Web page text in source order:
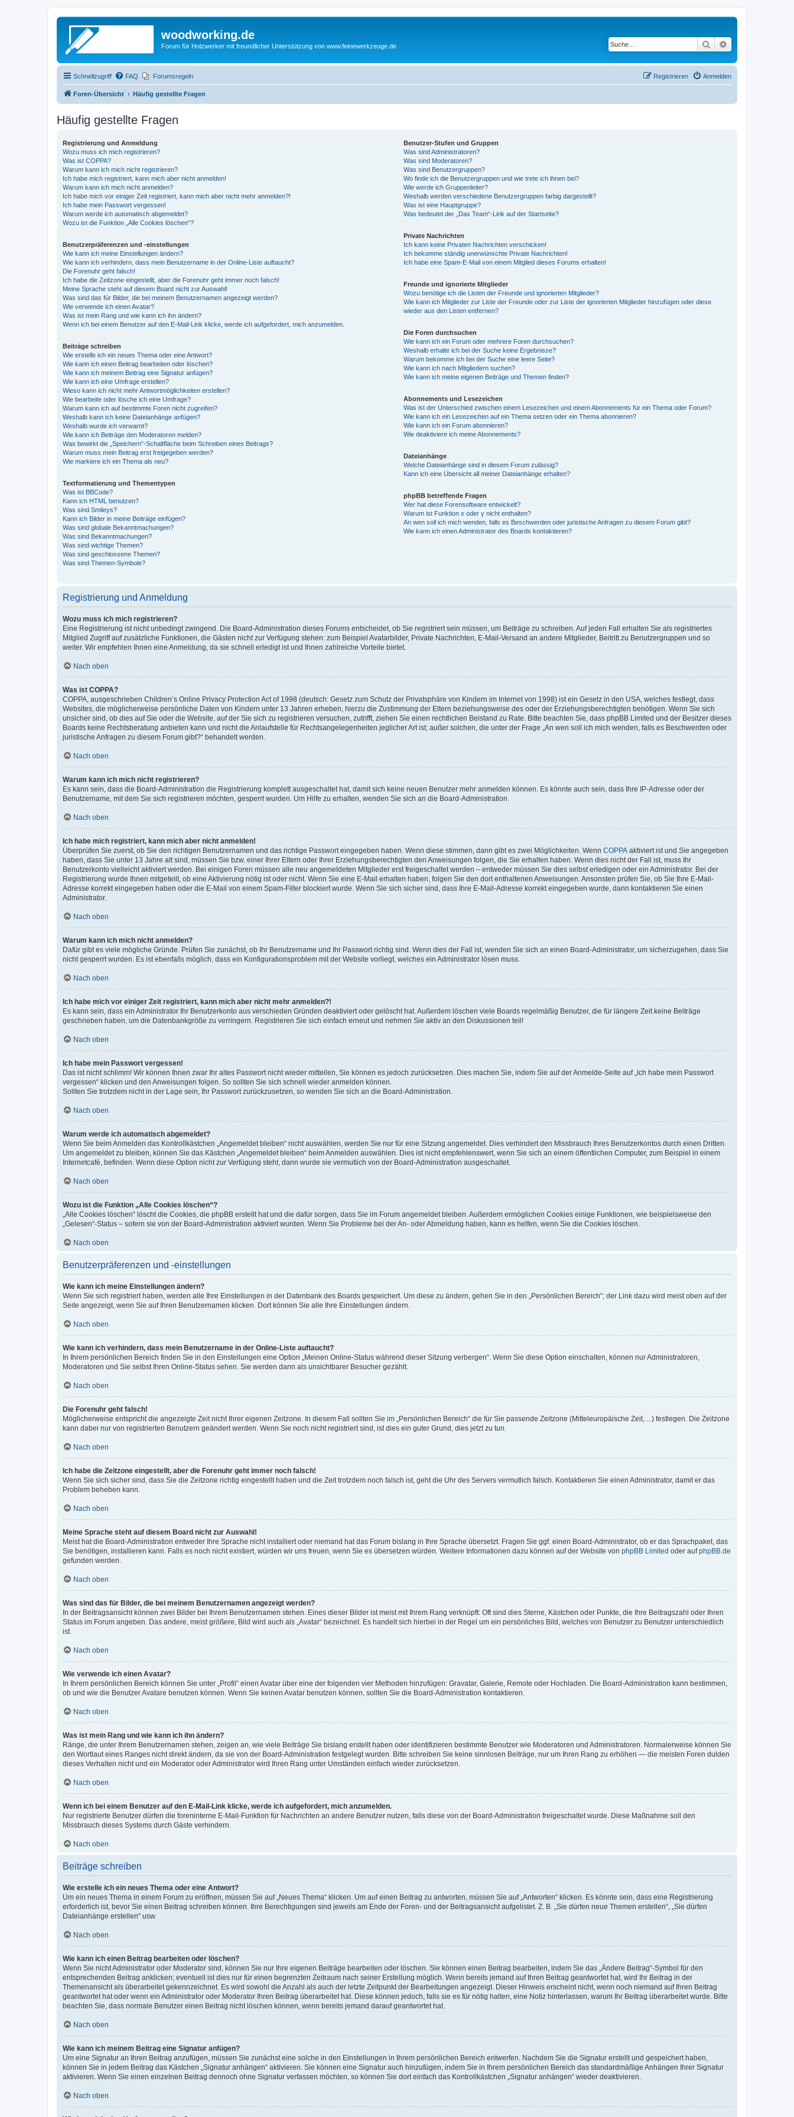
woodworking.de
Forum für Holzwerker mit freundlicher Unterstützung von www.feinewerkzeuge.de Suche
Schnellzugriff FAQ Forumsregeln Anmelden
Registrieren
Foren-Übersicht Häufig gestellte Fragen
Häufig gestellte Fragen
Registrierung und Anmeldung
Wozu muss ich mich registrieren?
Was ist COPPA?
Warum kann ich mich nicht registrieren?
Ich habe mich registriert, kann mich aber nicht anmelden!
Warum kann ich mich nicht anmelden?
Ich habe mich vor einiger Zeit registriert, kann mich aber nicht mehr anmelden?!
Ich habe mein Passwort vergessen!
Warum werde ich automatisch abgemeldet?
Wozu ist die Funktion „Alle Cookies löschen“?
Benutzerpräferenzen und -einstellungen
Wie kann ich meine Einstellungen ändern?
Wie kann ich verhindern, dass mein Benutzername in der Online-Liste auftaucht?
Die Forenuhr geht falsch!
Ich habe die Zeitzone eingestellt, aber die Forenuhr geht immer noch falsch!
Meine Sprache steht auf diesem Board nicht zur Auswahl!
Was sind das für Bilder, die bei meinem Benutzernamen angezeigt werden?
Wie verwende ich einen Avatar?
Was ist mein Rang und wie kann ich ihn ändern?
Wenn ich bei einem Benutzer auf den E-Mail-Link klicke, werde ich aufgefordert, mich anzumelden.
Beiträge schreiben
Wie erstelle ich ein neues Thema oder eine Antwort?
Wie kann ich einen Beitrag bearbeiten oder löschen?
Wie kann ich meinem Beitrag eine Signatur anfügen?
Wie kann ich eine Umfrage erstellen?
Wieso kann ich nicht mehr Antwortmöglichkeiten erstellen?
Wie bearbeite oder lösche ich eine Umfrage?
Warum kann ich auf bestimmte Foren nicht zugreifen?
Weshalb kann ich keine Dateianhänge anfügen?
Weshalb wurde ich verwarnt?
Wie kann ich Beiträge den Moderatoren melden?
Was bewirkt die „Speichern“-Schaltfläche beim Schreiben eines Beitrags?
Warum muss mein Beitrag erst freigegeben werden?
Wie markiere ich ein Thema als neu?
Textformatierung und Thementypen
Was ist BBCode?
Kann ich HTML benutzen?
Was sind Smileys?
Kann ich Bilder in meine Beiträge einfügen?
Was sind globale Bekanntmachungen?
Was sind Bekanntmachungen?
Was sind wichtige Themen?
Was sind geschlossene Themen?
Was sind Themen-Symbole?
Benutzer-Stufen und Gruppen
Was sind Administratoren?
Was sind Moderatoren?
Was sind Benutzergruppen?
Wo finde ich die Benutzergruppen und wie trete ich ihnen bei?
Wie werde ich Gruppenleiter?
Weshalb werden verschiedene Benutzergruppen farbig dargestellt?
Was ist eine Hauptgruppe?
Was bedeutet der „Das Team“-Link auf der Startseite?
Private Nachrichten
Ich kann keine Privaten Nachrichten verschicken!
Ich bekomme ständig unerwünschte Private Nachrichten!
Ich habe eine Spam-E-Mail von einem Mitglied dieses Forums erhalten!
Freunde und ignorierte Mitglieder
Wozu benötige ich die Listen der Freunde und ignorierten Mitglieder?
Wie kann ich Mitglieder zur Liste der Freunde oder zur Liste der ignorierten Mitglieder hinzufügen oder diese
wieder aus den Listen entfernen?
Die Foren durchsuchen
Wie kann ich ein Forum oder mehrere Foren durchsuchen?
Weshalb erhalte ich bei der Suche keine Ergebnisse?
Warum bekomme ich bei der Suche eine leere Seite?
Wie kann ich nach Mitgliedern suchen?
Wie kann ich meine eigenen Beiträge und Themen finden?
Abonnements und Lesezeichen
Was ist der Unterschied zwischen einem Lesezeichen und einem Abonnements für ein Thema oder Forum?
Wie kann ich ein Lesezeichen auf ein Thema setzen oder ein Thema abonnieren?
Wie kann ich ein Forum abonnieren?
Wie deaktiviere ich meine Abonnements?
Dateianhänge
Welche Dateianhänge sind in diesem Forum zulässig?
Kann ich eine Übersicht all meiner Dateianhänge erhalten?
phpBB betreffende Fragen
Wer hat diese Forensoftware entwickelt?
Warum ist Funktion x oder y nicht enthalten?
An wen soll ich mich wenden, falls es Beschwerden oder juristische Anfragen zu diesem Forum gibt?
Wie kann ich einen Administrator des Boards kontaktieren?
Registrierung und Anmeldung
Wozu muss ich mich registrieren?
Eine Registrierung ist nicht unbedingt zwingend. Die Board-Administration dieses Forums entscheidet, ob Sie registriert sein müssen, um Beiträge zu schreiben. Auf jeden Fall erhalten Sie als registriertes
Mitglied Zugriff auf zusätzliche Funktionen, die Gästen nicht zur Verfügung stehen: zum Beispiel Avatarbilder, Private Nachrichten, E-Mail-Versand an andere Mitglieder, Beitritt zu Benutzergruppen und so
weiter. Wir empfehlen Ihnen eine Anmeldung, da sie schnell erledigt ist und Ihnen zahlreiche Vorteile bietet.
Nach oben
Was ist COPPA?
COPPA, ausgeschrieben Children’s Online Privacy Protection Act of 1998 (deutsch: Gesetz zum Schutz der Privatsphäre von Kindern im Internet von 1998) ist ein Gesetz in den USA, welches festlegt, dass
Websites, die möglicherweise persönliche Daten von Kindern unter 13 Jahren erheben, hierzu die Zustimmung der Eltern beziehungsweise des oder der Erziehungsberechtigten benötigen. Wenn Sie sich
unsicher sind, ob dies auf Sie oder die Website, auf der Sie sich zu registrieren versuchen, zutrifft, ziehen Sie einen rechtlichen Beistand zu Rate. Bitte beachten Sie, dass phpBB Limited und der Besitzer dieses
Boards keine Rechtsberatung anbieten kann und nicht die Anlaufstelle für Rechtsangelegenheiten jeglicher Art ist; außer solchen, die unter der Frage „An wen soll ich mich wenden, falls es Beschwerden oder
juristische Anfragen zu diesem Forum gibt?“ behandelt werden.
Nach oben
Warum kann ich mich nicht registrieren?
Es kann sein, dass die Board-Administration die Registrierung komplett ausgeschaltet hat, damit sich keine neuen Benutzer mehr anmelden können. Es könnte auch sein, dass Ihre IP-Adresse oder der
Benutzername, mit dem Sie sich registrieren möchten, gesperrt wurden. Um Hilfe zu erhalten, wenden Sie sich an die Board-Administration.
Nach oben
Ich habe mich registriert, kann mich aber nicht anmelden!
Überprüfen Sie zuerst, ob Sie den richtigen Benutzernamen und das richtige Passwort eingegeben haben. Wenn diese stimmen, dann gibt es zwei Möglichkeiten. Wenn COPPA aktiviert ist und Sie angegeben
haben, dass Sie unter 13 Jahre alt sind, müssen Sie bzw. einer Ihrer Eltern oder Ihrer Erziehungsberechtigten den Anweisungen folgen, die Sie erhalten haben. Wenn dies nicht der Fall ist, muss Ihr
Benutzerkonto vielleicht aktiviert werden. Bei einigen Foren müssen alle neu angemeldeten Mitglieder erst freigeschaltet werden – entweder müssen Sie dies selbst erledigen oder ein Administrator. Bei der
Registrierung wurde Ihnen mitgeteilt, ob eine Aktivierung nötig ist oder nicht. Wenn Sie eine E-Mail erhalten haben, folgen Sie den dort enthaltenen Anweisungen. Ansonsten prüfen Sie, ob Sie Ihre E-Mail-
Adresse korrekt eingegeben haben oder die E-Mail von einem Spam-Filter blockiert wurde. Wenn Sie sich sicher sind, dass Ihre E-Mail-Adresse korrekt eingegeben wurde, dann kontaktieren Sie einen
Administrator.
Nach oben
Warum kann ich mich nicht anmelden?
Dafür gibt es viele mögliche Gründe. Prüfen Sie zunächst, ob Ihr Benutzername und Ihr Passwort richtig sind. Wenn dies der Fall ist, wenden Sie sich an einen Board-Administrator, um sicherzugehen, dass Sie
nicht gesperrt wurden. Es ist ebenfalls möglich, dass ein Konfigurationsproblem mit der Website vorliegt, welches ein Administrator lösen muss.
Nach oben
Ich habe mich vor einiger Zeit registriert, kann mich aber nicht mehr anmelden?!
Es kann sein, dass ein Administrator Ihr Benutzerkonto aus verschieden Gründen deaktiviert oder gelöscht hat. Außerdem löschen viele Boards regelmäßig Benutzer, die für längere Zeit keine Beiträge
geschrieben haben, um die Datenbankgröße zu verringern. Registrieren Sie sich einfach erneut und nehmen Sie aktiv an den Diskussionen teil!
Nach oben
Ich habe mein Passwort vergessen!
Das ist nicht schlimm! Wir können Ihnen zwar Ihr altes Passwort nicht wieder mitteilen, Sie können es jedoch zurücksetzen. Dies machen Sie, indem Sie auf der Anmelde-Seite auf „Ich habe mein Passwort
vergessen“ klicken und den Anweisungen folgen. So sollten Sie sich schnell wieder anmelden können.
Sollten Sie trotzdem nicht in der Lage sein, Ihr Passwort zurückzusetzen, so wenden Sie sich an die Board-Administration.
Nach oben
Warum werde ich automatisch abgemeldet?
Wenn Sie beim Anmelden das Kontrollkästchen „Angemeldet bleiben“ nicht auswählen, werden Sie nur für eine Sitzung angemeldet. Dies verhindert den Missbrauch Ihres Benutzerkontos durch einen Dritten.
Um angemeldet zu bleiben, können Sie das Kästchen „Angemeldet bleiben“ beim Anmelden auswählen. Dies ist nicht empfehlenswert, wenn Sie sich an einem öffentlichen Computer, zum Beispiel in einem
Internetcafé, befinden. Wenn diese Option nicht zur Verfügung steht, dann wurde sie vermutlich von der Board-Administration ausgeschaltet.
Nach oben
Wozu ist die Funktion „Alle Cookies löschen“?
„Alle Cookies löschen“ löscht die Cookies, die phpBB erstellt hat und die dafür sorgen, dass Sie im Forum angemeldet bleiben. Außerdem ermöglichen Cookies einige Funktionen, wie beispielsweise den
„Gelesen“-Status – sofern sie von der Board-Administration aktiviert wurden. Wenn Sie Probleme bei der An- oder Abmeldung haben, kann es helfen, wenn Sie die Cookies löschen.
Nach oben
Benutzerpräferenzen und -einstellungen
Wie kann ich meine Einstellungen ändern?
Wenn Sie sich registriert haben, werden alle Ihre Einstellungen in der Datenbank des Boards gespeichert. Um diese zu ändern, gehen Sie in den „Persönlichen Bereich“; der Link dazu wird meist oben auf der
Seite angezeigt, wenn Sie auf Ihren Benutzernamen klicken. Dort können Sie alle Ihre Einstellungen ändern.
Nach oben
Wie kann ich verhindern, dass mein Benutzername in der Online-Liste auftaucht?
In Ihrem persönlichen Bereich finden Sie in den Einstellungen eine Option „Meinen Online-Status während dieser Sitzung verbergen“. Wenn Sie diese Option einschalten, können nur Administratoren,
Moderatoren und Sie selbst Ihren Online-Status sehen. Sie werden dann als unsichtbarer Besucher gezählt.
Nach oben
Die Forenuhr geht falsch!
Möglicherweise entspricht die angezeigte Zeit nicht Ihrer eigenen Zeitzone. In diesem Fall sollten Sie im „Persönlichen Bereich“ die für Sie passende Zeitzone (Mitteleuropäische Zeit, ...) festlegen. Die Zeitzone
kann dabei nur von registrierten Benutzern geändert werden. Wenn Sie noch nicht registriert sind, ist dies ein guter Grund, dies jetzt zu tun.
Nach oben
Ich habe die Zeitzone eingestellt, aber die Forenuhr geht immer noch falsch!
Wenn Sie sich sicher sind, dass Sie die Zeitzone richtig eingestellt haben und die Zeit trotzdem noch falsch ist, geht die Uhr des Servers vermutlich falsch. Kontaktieren Sie einen Administrator, damit er das
Problem beheben kann.
Nach oben
Meine Sprache steht auf diesem Board nicht zur Auswahl!
Meist hat die Board-Administration entweder Ihre Sprache nicht installiert oder niemand hat das Forum bislang in Ihre Sprache übersetzt. Fragen Sie ggf. einen Board-Administrator, ob er das Sprachpaket, das
Sie benötigen, installieren kann. Falls es noch nicht existiert, würden wir uns freuen, wenn Sie es übersetzen würden. Weitere Informationen dazu können auf der Website von phpBB Limited oder aufphpBB.de
gefunden werden.
Nach oben
Was sind das für Bilder, die bei meinem Benutzernamen angezeigt werden?
In der Beitragsansicht können zwei Bilder bei Ihrem Benutzernamen stehen. Eines dieser Bilder ist meist mit Ihrem Rang verknüpft: Oft sind dies Sterne, Kästchen oder Punkte, die Ihre Beitragszahl oder Ihren
Status im Forum angeben. Das andere, meist größere, Bild wird auch als „Avatar“ bezeichnet. Es handelt sich hierbei in der Regel um ein persönliches Bild, welches von Benutzer zu Benutzer unterschiedlich
ist.
Nach oben
Wie verwende ich einen Avatar?
In Ihrem persönlichen Bereich können Sie unter „Profil“ einen Avatar über eine der folgenden vier Methoden hinzufügen: Gravatar, Galerie, Remote oder Hochladen. Die Board-Administration kann bestimmen,
ob und wie die Benutzer Avatare benutzen können. Wenn Sie keinen Avatar benutzen können, sollten Sie die Board-Administration kontaktieren.
Nach oben
Was ist mein Rang und wie kann ich ihn ändern?
Ränge, die unter Ihrem Benutzernamen stehen, zeigen an, wie viele Beiträge Sie bislang erstellt haben oder identifizieren bestimmte Benutzer wie Moderatoren und Administratoren. Normalerweise können Sie
den Wortlaut eines Ranges nicht direkt ändern, da sie von der Board-Administration festgelegt wurden. Bitte schreiben Sie keine sinnlosen Beiträge, nur um Ihren Rang zu erhöhen — die meisten Foren dulden
dieses Verhalten nicht und ein Moderator oder Administrator wird Ihren Rang unter Umständen einfach wieder zurücksetzen.
Nach oben
Wenn ich bei einem Benutzer auf den E-Mail-Link klicke, werde ich aufgefordert, mich anzumelden.
Nur registrierte Benutzer dürfen die foreninterne E-Mail-Funktion für Nachrichten an andere Benutzer nutzen, falls diese von der Board-Administration freigeschaltet wurde. Diese Maßnahme soll den
Missbrauch dieses Systems durch Gäste verhindern.
Nach oben
Beiträge schreiben
Wie erstelle ich ein neues Thema oder eine Antwort?
Um ein neues Thema in einem Forum zu eröffnen, müssen Sie auf „Neues Thema“ klicken. Um auf einen Beitrag zu antworten, müssen Sie auf „Antworten“ klicken. Es könnte sein, dass eine Registrierung
erforderlich ist, bevor Sie einen Beitrag schreiben können. Ihre Berechtigungen sind jeweils am Ende der Foren- und der Beitragsansicht aufgelistet. Z. B. „Sie dürfen neue Themen erstellen“, „Sie dürfen
Dateianhänge erstellen“ usw.
Nach oben
Wie kann ich einen Beitrag bearbeiten oder löschen?
Wenn Sie nicht Administrator oder Moderator sind, können Sie nur Ihre eigenen Beiträge bearbeiten oder löschen. Sie können einen Beitrag bearbeiten, indem Sie das „Ändere Beitrag“-Symbol für den
entsprechenden Beitrag anklicken; eventuell ist dies nur für einen begrenzten Zeitraum nach seiner Erstellung möglich. Wenn bereits jemand auf Ihren Beitrag geantwortet hat, wird Ihr Beitrag in der
Themenansicht als überarbeitet gekennzeichnet. Es wird sowohl die Anzahl als auch der letzte Zeitpunkt der Bearbeitungen angezeigt. Dieser Hinweis erscheint nicht, wenn noch niemand auf Ihren Beitrag
geantwortet hat oder wenn ein Administrator oder Moderator Ihren Beitrag überarbeitet hat. Diese können jedoch, falls sie es für nötig halten, eine Notiz hinterlassen, warum Ihr Beitrag überarbeitet wurde. Bitte
beachten Sie, dass normale Benutzer einen Beitrag nicht löschen können, wenn bereits jemand darauf geantwortet hat.
Nach oben
Wie kann ich meinem Beitrag eine Signatur anfügen?
Um eine Signatur an Ihren Beitrag anzufügen, müssen Sie zunächst eine solche in den Einstellungen in Ihrem persönlichen Bereich entwerfen. Nachdem Sie die Signatur erstellt und gespeichert haben,
können Sie in jedem Beitrag das Kästchen „Signatur anhängen“ aktivieren. Sie können eine Signatur auch hinzufügen, indem Sie in Ihrem persönlichen Bereich das standardmäßige Anhängen Ihrer Signatur
aktivieren. Wenn Sie einen einzelnen Beitrag dennoch ohne Signatur verfassen möchten, so können Sie dort einfach das Kontrollkästchen „Signatur anhängen“ wieder deaktivieren.
Nach oben